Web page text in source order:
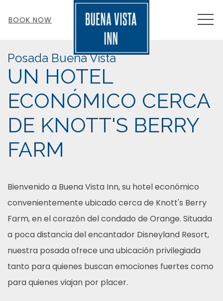
BOOK NOW
Posada Buena Vista
UN HOTEL
ECONÓMICO CERCA
DE KNOTT'S BERRY
FARM
Bienvenido a Buena Vista Inn, su hotel económico
convenientemente ubicado cerca de Knott's Berry
Farm, en el corazón del condado de Orange. Situada
a poca distancia del encantador Disneyland Resort,
nuestra posada ofrece una ubicación privilegiada
tanto para quienes buscan emociones fuertes como
para quienes viajan por placer.